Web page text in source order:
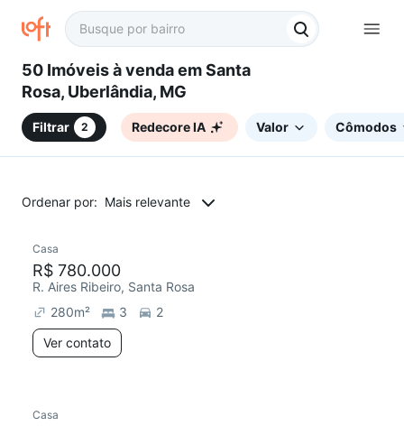
50 Imóveis à venda em Santa
Rosa, Uberlândia, MG
Filtrar 2 Redecore IA Valor Cômodos
Ordenar por: Mais relevante
Casa
R$ 780.000
R. Aires Ribeiro, Santa Rosa
280m² 3
2
Ver contato
Casa